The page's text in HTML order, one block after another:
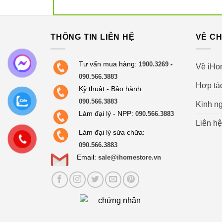
Thiết kế thanh lịch, gọn
Nồi cơm điện Tiger JNP-1800
gọn, nhiều màu sắc trẻ trung,
không gian nhà bếp.
Bên cạnh đó, với cấu tạo từ
bền bỉ và chịu nhiệt tốt giữ nồi
theo thời gian sử dụng.
Ngoài ra, Nồi cơm điện Tiger
THÔNG TIN LIÊN HỆ
Tư vấn mua hàng: 1900.3269 -
090.566.3883
Kỹ thuật - Bảo hành:
090.566.3883
Làm đại lý - NPP: 090.566.3883
Làm đại lý sửa chữa:
090.566.3883
Email: sale@ihomestore.vn
VỀ
Về
Hợp
Kinh
Liên hệ